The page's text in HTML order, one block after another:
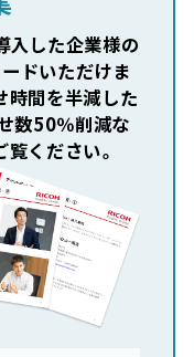
した企業様の
ドいただけま
時間を半減した
数50％削減な
ください。